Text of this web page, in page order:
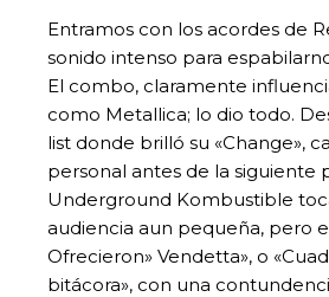
Entramos con los acordes de
sonido intenso para
El combo, claramente
como Metallica; lo dio todo.
list donde brilló su «Change»,
personal antes de la siguiente
Underground Kombustible
audiencia aun pequeña, pero
Ofrecieron» Vendetta», o
bitácora», con una